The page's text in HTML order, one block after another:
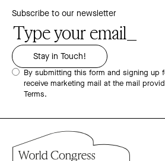
Subscribe to our newsletter
By submitting this form and signing up
receive marketing mail at the mail
Terms.